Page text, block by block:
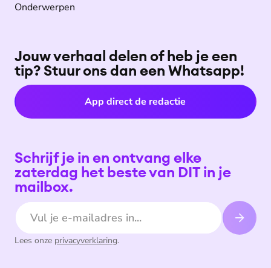
Onderwerpen
Jouw verhaal delen of heb je een
tip? Stuur ons dan een Whatsapp!
App direct de redactie
Schrijf je in en ontvang elke
zaterdag het beste van DIT in je
mailbox.
E-mailadres
Lees onze privacyverklaring.